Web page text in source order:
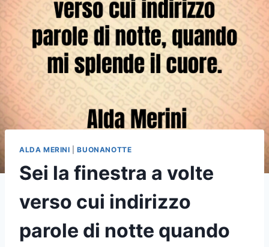
ALDA MERINI |BUONANOTTE
Sei la finestra a volte
verso cui indirizzo
parole di notte quando